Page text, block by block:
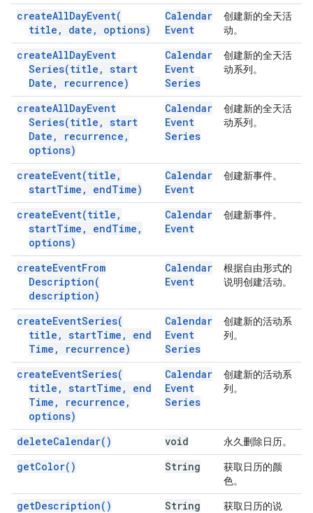
createAllDayEvent(
title , date , options)
Calendar
Event
创建新的全天活
动。
createAllDayEvent
Series(title , start
Date , recurrence)
Calendar
Event
Series
创建新的全天活
动系列。
createAllDayEvent
Series(title , start
Date , recurrence ,
options)
Calendar
Event
Series
创建新的全天活
动系列。
createEvent(title ,
startTime , endTime)
Calendar
Event
创建新事件。
createEvent(title ,
startTime , endTime ,
options)
Calendar
Event
创建新事件。
createEventFrom
Description(
description)
Calendar
Event
根据自由形式的
说明创建活动。
createEventSeries(
title , startTime ,
end
Time , recurrence)
Calendar
Event
Series
创建新的活动系
列。
createEventSeries(
title , startTime ,
end
Time , recurrence ,
options)
Calendar
Event
Series
创建新的活动系
列。
deleteCalendar( ) void 永久删除日历。
getColor( ) String
获取日历的颜
色。
getDescription( ) String
获取日历的说